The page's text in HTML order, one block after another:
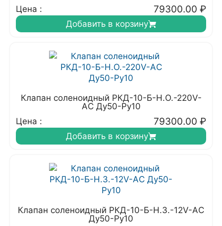
Цена :
79300.00 ₽
Добавить в корзину
Клапан соленоидный РКД-10-Б-Н.О.-220V-
АC Ду50-Ру10
Цена :
79300.00 ₽
Добавить в корзину
Клапан соленоидный РКД-10-Б-Н.З.-12V-АC
Ду50-Ру10